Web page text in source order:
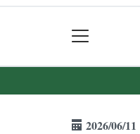
2026/06/11